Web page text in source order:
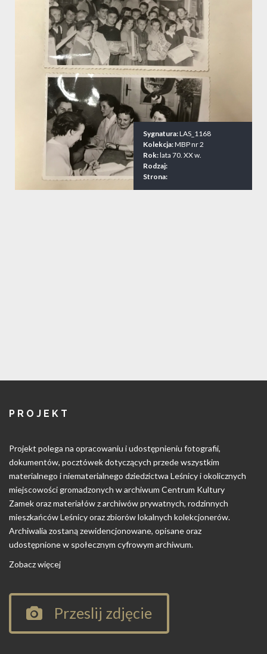
Sygnatura:LAS_1168
Kolekcja:MBP nr 2
Rok:lata 70. XX w.
Rodzaj:
Strona:
PROJEKT
Projekt polega na opracowaniu i udostępnieniu fotografii,
dokumentów, pocztówek dotyczących przede wszystkim
materialnego i niematerialnego dziedzictwa Leśnicy i okolicznych
miejscowości gromadzonych w archiwum Centrum Kultury
Zamek oraz materiałów z archiwów prywatnych, rodzinnych
mieszkańców Leśnicy oraz zbiorów lokalnych kolekcjonerów.
Archiwalia zostaną zewidencjonowane, opisane oraz
udostępnione w społecznym cyfrowym archiwum.
Zobacz więcej
Przeslij zdjęcie